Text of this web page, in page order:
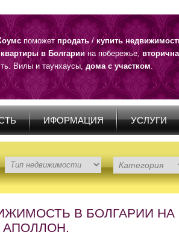
поможетпродать/купить
в Болгариина побережье,
Вилы и таунхаусы, дома с участком.
ИФОРМАЦИЯ УСЛУГИ
В БОЛГАРИИ НА
АПОЛЛОН.